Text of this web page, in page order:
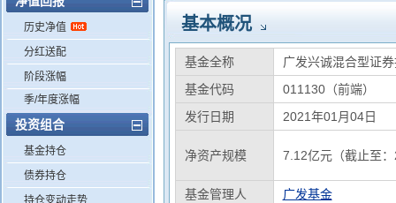
历史净值
分红送配
阶段涨幅
季/年度涨幅
投资组合
基金持仓
债券持仓
持仓变动走势
基本概况
基金全称
广发兴诚混合型证
基金代码
011130（前端）
发行日期
2021年01月04日
净资产规模 7.12亿元（截止至
基金管理人
广发基金